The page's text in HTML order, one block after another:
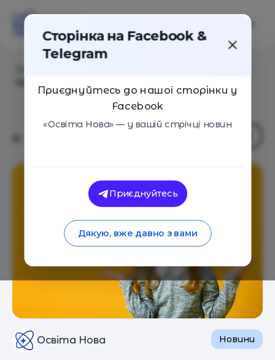
Освіта Нова Новини
Сторінка на Facebook &
Telegram
Приєднуйтесь до нашої сторінки у
Facebook
«Освіта Нова» — у вашій стрічці новин
Приєднуйтесь
Дякую, вже давно з вами